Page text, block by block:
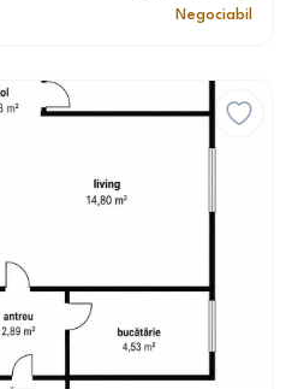
Negociabil